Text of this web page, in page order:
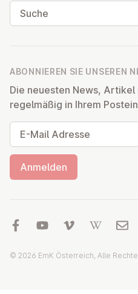
Suche
ABONNIEREN SIE UNSEREN
Die neuesten News, Artikel
regelmäßig in Ihrem
E-Mail Adresse
Anmelden
© 2026 EmK Österreich, Alle